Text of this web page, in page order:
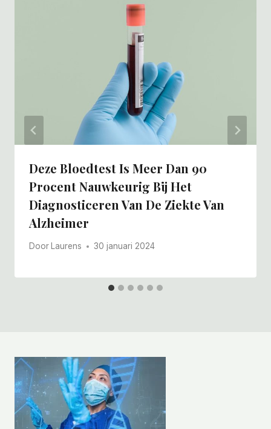
Deze Bloedtest Is Meer Dan 90
Procent Nauwkeurig Bij Het
Diagnosticeren Van De Ziekte Van
Alzheimer
Door Laurens 30 januari 2024